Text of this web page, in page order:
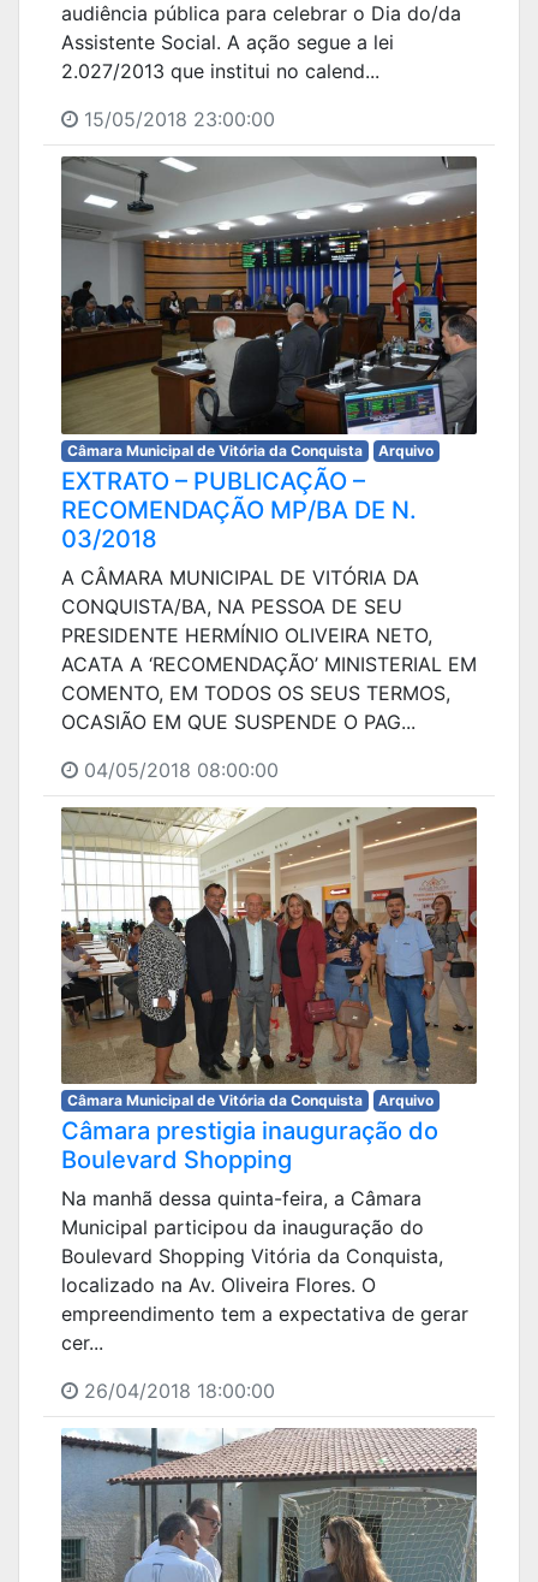
audiência pública para celebrar o Dia do/da
Assistente Social. A ação segue a lei
2.027/2013 que institui no calend...
15/05/2018 23:00:00
Câmara Municipal de Vitória da Conquista Arquivo
EXTRATO – PUBLICAÇÃO –
RECOMENDAÇÃO MP/BA DE N.
03/2018
A CÂMARA MUNICIPAL DE VITÓRIA DA
CONQUISTA/BA, NA PESSOA DE SEU
PRESIDENTE HERMÍNIO OLIVEIRA NETO,
ACATA A ‘RECOMENDAÇÃO’ MINISTERIAL EM
COMENTO, EM TODOS OS SEUS TERMOS,
OCASIÃO EM QUE SUSPENDE O PAG...
04/05/2018 08:00:00
Câmara Municipal de Vitória da Conquista Arquivo
Câmara prestigia inauguração do
Boulevard Shopping
Na manhã dessa quinta-feira, a Câmara
Municipal participou da inauguração do
Boulevard Shopping Vitória da Conquista,
localizado na Av. Oliveira Flores. O
empreendimento tem a expectativa de gerar
cer...
26/04/2018 18:00:00